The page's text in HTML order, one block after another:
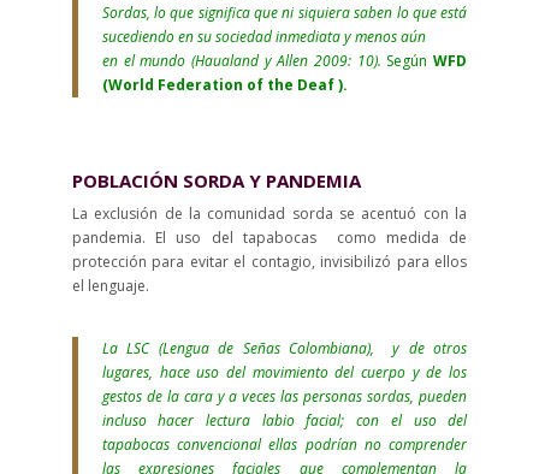
Sordas, lo que significa que ni siquiera saben lo que está
sucediendo en su sociedad inmediata y menos aún
en el mundo (Haualand y Allen 2009: 10). SegúnWFD
(World Federation of the Deaf ).
POBLACIÓN SORDA Y PANDEMIA
La exclusión de la comunidad sorda se acentuó con la
pandemia. El uso del tapabocas como medida de
protección para evitar el contagio, invisibilizó para ellos
el lenguaje.
La LSC (Lengua de Señas Colombiana), y de otros
lugares, hace uso del movimiento del cuerpo y de los
gestos de la cara y a veces las personas sordas, pueden
incluso hacer lectura labio facial; con el uso del
tapabocas convencional ellas podrían no comprender
las expresiones faciales que complementan la